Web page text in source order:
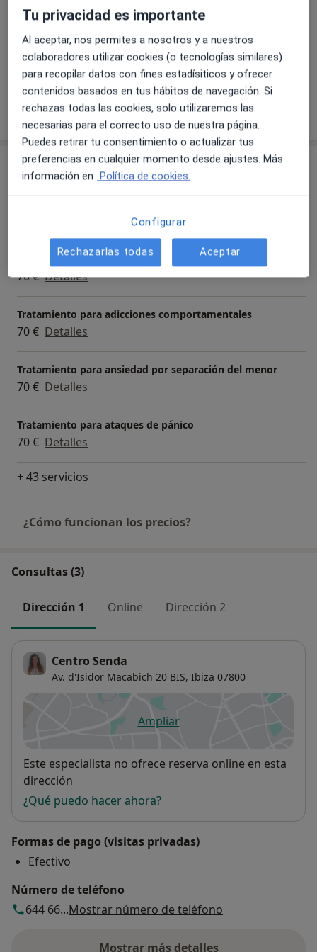
- Actualmente ejerciendo de psicoterapeuta en el
Centro Senda y en la Clínica Ferrer Castelló, además de
atender en mi consulta online
- Formación continua en diferentes áreas: Trastorno
del Espectro Autista (TEA), Trastorno por Déficit de
Atención e Hiperactividad (TDAH), conductas
disruptivas, autoestima, duelo, Trastorno de Estrés
Postraumático (TEPT), Trastorno Obsesivo Compulsivo
(TOC), depresión, ansiedad, Terapia de Aceptación y
Compromiso (ACT), Análisis Funcional de la Conducta,
prevención del suicidio, psicoterapia online, rumia...
Presencial
Ver direcciones (2)
VideoconsultaVer calendario online
Mostrar más detalles
sobre la experiencia
Servicios y precios
Tratamiento para dificultades de ansiedad en
progenitores
70 € Detalles
Tratamiento para adicciones comportamentales
70 € Detalles
Tratamiento para ansiedad por separación del menor
70 € Detalles
Tratamiento para ataques de pánico
70 € Detalles
+ 43 servicios
¿Cómo funcionan los precios?
Consultas (3)
Dirección 1 Online Dirección 2
Centro Senda
Av. d'Isidor Macabich 20 BIS, Ibiza 07800
Ampliarse abre en una nueva
Disponibilidad
Este especialista no ofrece reserva online en esta
dirección
¿Qué puedo hacer ahora?
Formas de pago (visitas privadas)
Efectivo
Número de teléfono
644 66...Mostrar número de teléfono
Mostrar más detalles
Tu privacidad es importante
Al aceptar, nos permites a nosotros y a nuestros
colaboradores utilizar cookies (o tecnologías similares)
para recopilar datos con fines estadísiticos y ofrecer
contenidos basados en tus hábitos de navegación. Si
rechazas todas las cookies, solo utilizaremos las
necesarias para el correcto uso de nuestra página.
Puedes retirar tu consentimiento o actualizar tus
preferencias en cualquier momento desde ajustes. Más
información en Política de cookies.
Configurar
Rechazarlas todas Aceptar